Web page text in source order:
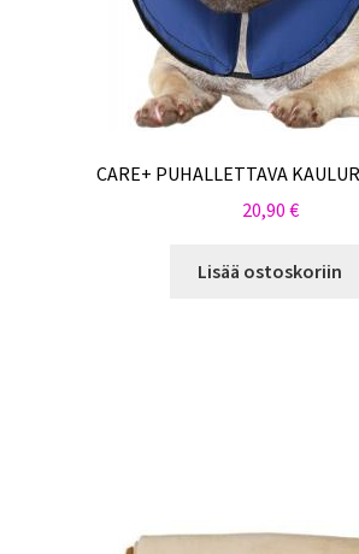
CARE+ PUHALLETTAVA
20,90 €
Lisää ostoskoriin